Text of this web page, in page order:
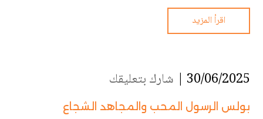
اقرأ المزيد
30/06/2025 | شارك بتعليقك
بولس الرسول المحب والمجاهد الشجاع